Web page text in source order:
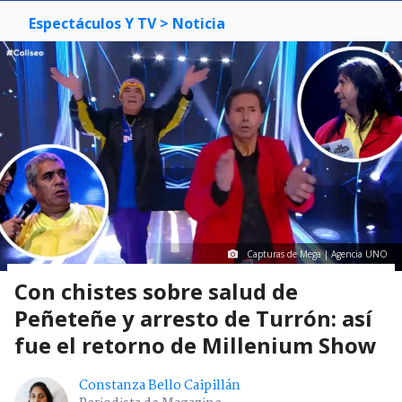
Espectáculos Y TV > Noticia
Capturas de Mega | Agencia UNO
Con chistes sobre salud de
Peñeteñe y arresto de Turrón: así
fue el retorno de Millenium Show
Constanza Bello Caipillán